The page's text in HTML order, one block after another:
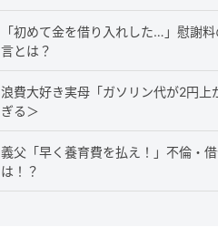
「初めて金を借り入れした…」慰謝
言とは？
浪費大好き実母「ガソリン代が2円
ぎる＞
義父「早く養育費を払え！」不倫・
は！？